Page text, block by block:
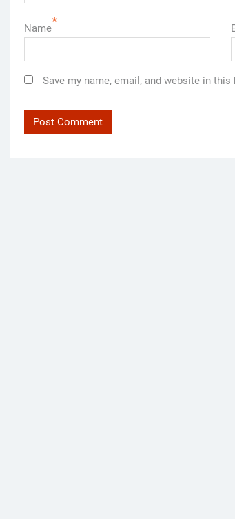
Name*
Save my name, email, and website in